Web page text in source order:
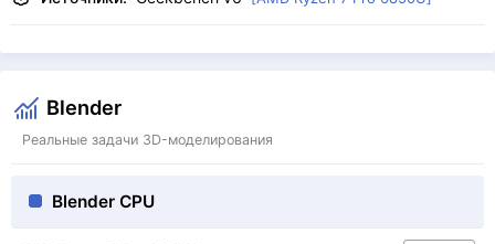
Blender
Реальные задачи 3D-моделирования
Blender CPU